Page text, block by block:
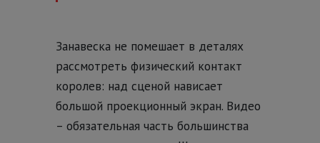
Занавеска не помешает в деталях
рассмотреть физический контакт
королев: над сценой нависает
большой проекционный экран. Видео
– обязательная часть большинства